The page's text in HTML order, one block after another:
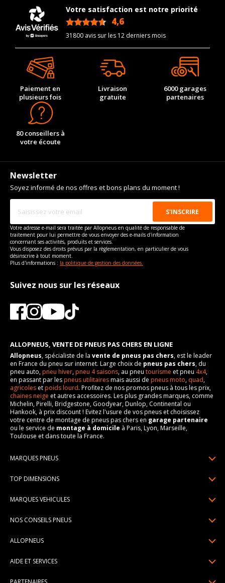
Votre satisfaction est notre priorité
4,6
31800 avis sur les 12 derniers mois
Paiement en
plusieurs fois
Livraison
gratuite
6000 garages
partenaires
80 conseillers à
votre écoute
Newsletter
Soyez informé de nos offres et bons plans du moment !
Votre adresse e-mail sera traitée par Allopneus en qualité de responsable de
traitement pour lui permettre de vous envoyer des e-mails d'information
concernant ses activités, produits et services.
Vous disposez des droits prévus par la règlementation, en particulier de vous
désinscrire à tout moment.
Plus d'informations : la politique de gestion des données.
Suivez nous sur les réseaux
ALLOPNEUS, VENTE DE PNEUS PAS CHERS EN LIGNE
Allopneus, spécialiste de la vente de pneus pas chers, est le leader
en France du pneu sur internet. Large choix de pneus pas chers, du
pneu auto,pneu hiver,pneu 4 saisons, au pneu tourisme et pneu 4x4,
en passant par lespneus utilitairesmais aussi de pneus moto, quad,
agricoles etpoids lourd. Profitez de nos promos pneus à tous les prix,
chaines neige et autres accessoires. Les plus grandes marques, comme
Michelin, Pirelli, Bridgestone, Goodyear, Dunlop, Continental ou
Hankook, à prix discount ! Evitez l'usure de vos pneus et choisissez
votre centre de montage de pneus pas chers en garage partenaire
ou le service de montage à domicile à Paris, Lyon, Marseille,
Toulouse et dans toute la France.
MARQUES PNEUS
Pneus Continental
Pneus Hankook
Pneus Dunlop
TOP DIMENSIONS
195/65R15
205/60R16
225/45R17
MARQUES VEHICULES
Peugeot
NOS CONSEILS PNEUS
Pression pneu
ALLOPNEUS
AIDE ET SERVICES